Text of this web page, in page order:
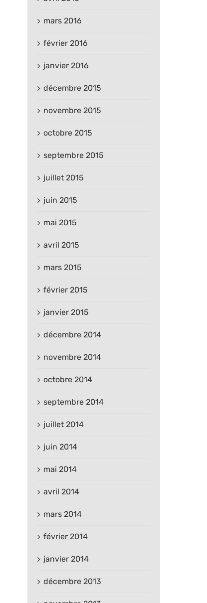
mars 2016
février 2016
janvier 2016
décembre 2015
novembre 2015
octobre 2015
septembre 2015
juillet 2015
juin 2015
mai 2015
avril 2015
mars 2015
février 2015
janvier 2015
décembre 2014
novembre 2014
octobre 2014
septembre 2014
juillet 2014
juin 2014
mai 2014
avril 2014
mars 2014
février 2014
janvier 2014
décembre 2013